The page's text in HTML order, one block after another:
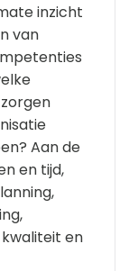
inzicht
van
Aan de
en tijd,
en